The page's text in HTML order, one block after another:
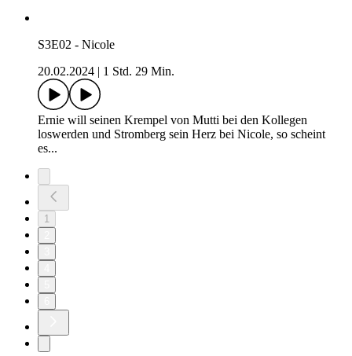
S3E02 - Nicole
20.02.2024
1 Std. 29 Min.
Ernie will seinen Krempel von Mutti bei den Kollegen
loswerden und Stromberg sein Herz bei Nicole, so scheint
es...
1